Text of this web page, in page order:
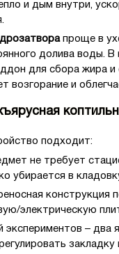
и дым внутри,
проще в
долива воды. В
для сбора жира и
возгорание и
подходит:
не требует
убирается в
конструкция
электрическую
экспериментов – два